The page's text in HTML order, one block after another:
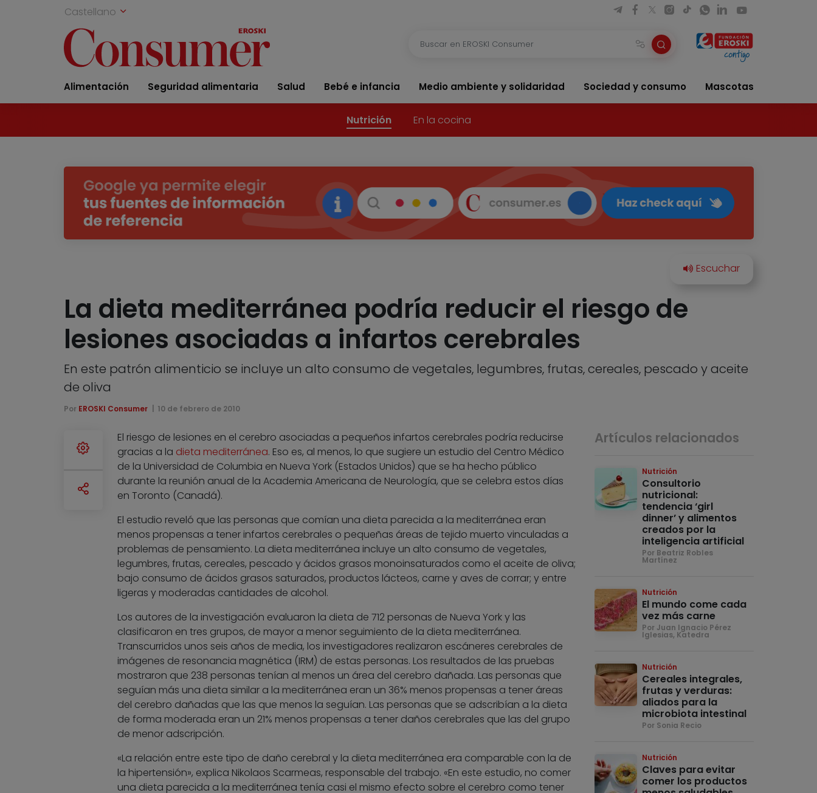
Castellano
Alimentación Seguridad alimentaria Salud Bebé e infancia Medio ambiente y solidaridad Sociedad y consumo Mascotas
Nutrición En la cocina
La dieta mediterránea podría reducir el riesgo de
lesiones asociadas a infartos cerebrales
En este patrón alimenticio se incluye un alto consumo de vegetales, legumbres, frutas, cereales, pescado y aceite
de oliva
Por EROSKI Consumer 10 de febrero de 2010
El riesgo de lesiones en el cerebro asociadas a pequeños infartos cerebrales podría reducirse
gracias a la dieta mediterránea. Eso es, al menos, lo que sugiere un estudio del Centro Médico
de la Universidad de Columbia en Nueva York (Estados Unidos) que se ha hecho público
durante la reunión anual de la Academia Americana de Neurología, que se celebra estos días
en Toronto (Canadá).
El estudio reveló que las personas que comían una dieta parecida a la mediterránea eran
menos propensas a tener infartos cerebrales o pequeñas áreas de tejido muerto vinculadas a
problemas de pensamiento. La dieta mediterránea incluye un alto consumo de vegetales,
legumbres, frutas, cereales, pescado y ácidos grasos monoinsaturados como el aceite de oliva;
bajo consumo de ácidos grasos saturados, productos lácteos, carne y aves de corrar; y entre
ligeras y moderadas cantidades de alcohol.
Los autores de la investigación evaluaron la dieta de 712 personas de Nueva York y las
clasificaron en tres grupos, de mayor a menor seguimiento de la dieta mediterránea.
Transcurridos unos seis años de media, los investigadores realizaron escáneres cerebrales de
imágenes de resonancia magnética (IRM) de estas personas. Los resultados de las pruebas
mostraron que 238 personas tenían al menos un área del cerebro dañada. Las personas que
seguían más una dieta similar a la mediterránea eran un 36% menos propensas a tener áreas
del cerebro dañadas que las que menos la seguían. Las personas que se adscribían a la dieta
de forma moderada eran un 21% menos propensas a tener daños cerebrales que las del grupo
de menor adscripción.
«La relación entre este tipo de daño cerebral y la dieta mediterránea era comparable con la de
la hipertensión», explica Nikolaos Scarmeas, responsable del trabajo. «En este estudio, no comer
una dieta parecida a la mediterránea tenía casi el mismo efecto sobre el cerebro como tener
Artículos relacionados
Nutrición
Consultorio
nutricional:
tendencia ‘girl
dinner’ y alimentos
creados por la
inteligencia artificial
Por Beatriz Robles
Martínez
Nutrición
El mundo come cada
vez más carne
Por Juan Ignacio Pérez
Iglesias, Katedra
Nutrición
Cereales integrales,
frutas y verduras:
aliados para la
microbiota intestinal
Por Sonia Recio
Nutrición
Claves para evitar
comer los productos